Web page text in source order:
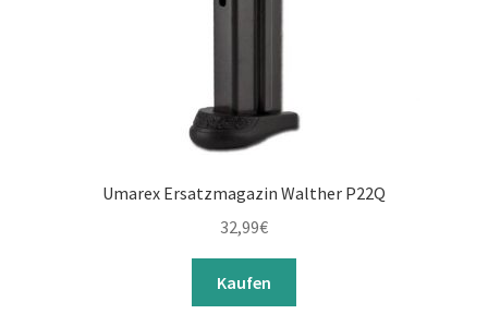
Umarex Ersatzmagazin Walther P22Q
32,99€
Kaufen